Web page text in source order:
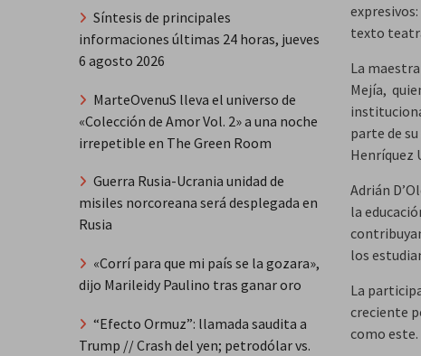
texto
La
Mejía,
parte de
Henríquez
Adrián
la
los
La
creciente
como este.
Síntesis de principales
informaciones últimas 24 horas, jueves
6 agosto 2026
MarteOvenuS lleva el universo de
«Colección de Amor Vol. 2» a una noche
irrepetible en The Green Room
Guerra Rusia-Ucrania unidad de
misiles norcoreana será desplegada en
Rusia
«Corrí para que mi país se la gozara»,
dijo Marileidy Paulino tras ganar oro
“Efecto Ormuz”: llamada saudita a
Trump // Crash del yen; petrodólar vs.